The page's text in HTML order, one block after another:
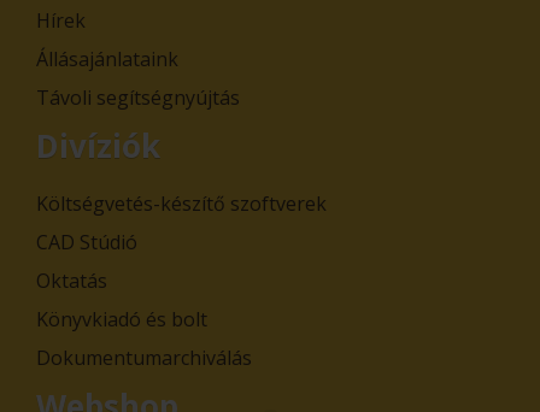
Hírek
Állásajánlataink
Távoli segítségnyújtás
Divíziók
Költségvetés-készítő szoftverek
CAD Stúdió
Oktatás
Könyvkiadó és bolt
Dokumentumarchiválás